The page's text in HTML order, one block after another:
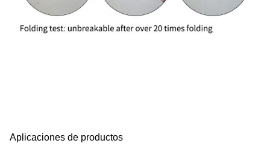
Aplicaciones de productos